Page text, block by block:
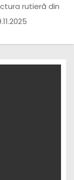
rutieră din